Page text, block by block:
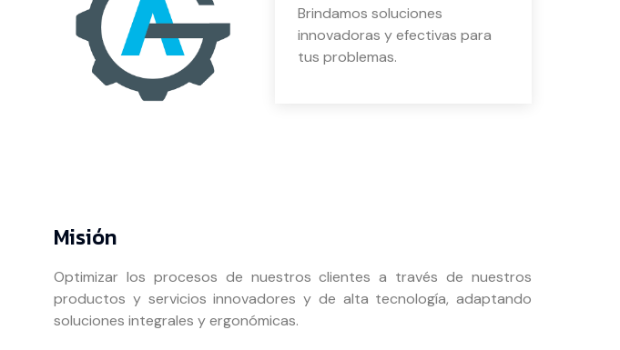
Brindamos soluciones
innovadoras y efectivas para
tus problemas.
Misión
Optimizar los procesos de nuestros clientes a través de nuestros
productos y servicios innovadores y de alta tecnología, adaptando
soluciones integrales y ergonómicas.